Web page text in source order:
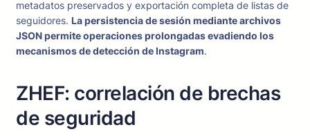
metadatos preservados y exportación completa de listas de
seguidores. La persistencia de sesión mediante archivos
JSON permite operaciones prolongadas evadiendo los
mecanismos de detección de Instagram.
ZHEF: correlación de brechas
de seguridad